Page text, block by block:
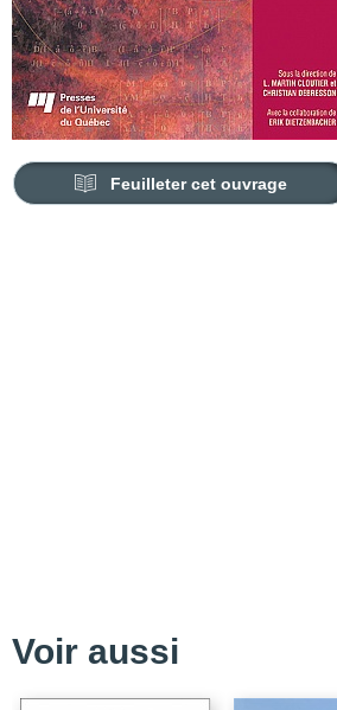
Feuilleter cet ouvrage
Voir aussi